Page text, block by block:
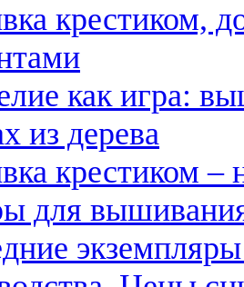
крестиком,
как игра:
из дерева
крестиком –
для